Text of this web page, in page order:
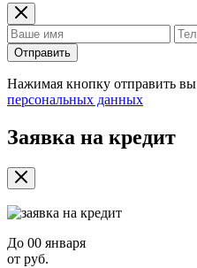
Отправить
Нажимая кнопку отправить вы
персональных данных
Заявка на кредит
До 00 января
от руб.